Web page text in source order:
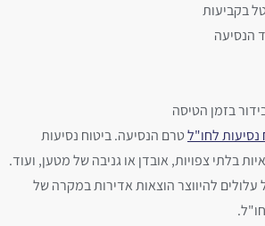
בקביעות
הנסיעה
בזמן הטיסה
נסיעות לחו"לטרם הנסיעה. ביטוח נסיעות
בלתי צפויות, אובדן או גניבה של מטען, ועוד.
עלולים להיווצר הוצאות אדירות במקרה של